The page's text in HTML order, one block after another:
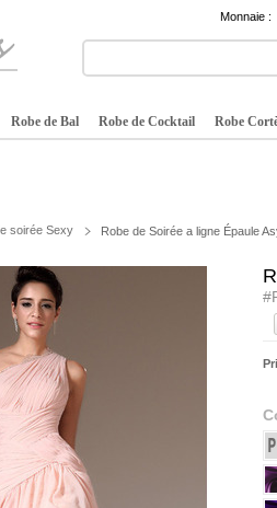
Monnaie :
Robe de Bal Robe de Cocktail Robe
soirée Sexy Robe de Soirée a ligne Épaule